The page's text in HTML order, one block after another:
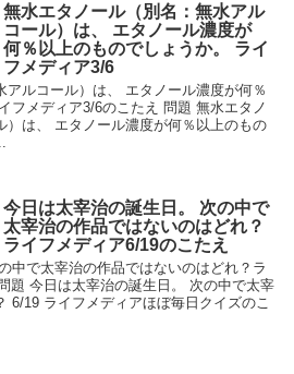
無水エタノール（別名：無水アル
コール）は、 エタノール濃度が
何％以上のものでしょうか。 ライ
フメディア3/6
アルコール）は、 エタノール濃度が何％
フメディア3/6のこたえ 問題 無水エタノ
）は、 エタノール濃度が何％以上のもの
今日は太宰治の誕生日。 次の中で
太宰治の作品ではないのはどれ？
ライフメディア6/19のこたえ
中で太宰治の作品ではないのはどれ？ラ
題 今日は太宰治の誕生日。 次の中で太宰
6/19 ライフメディアほぼ毎日クイズのこ